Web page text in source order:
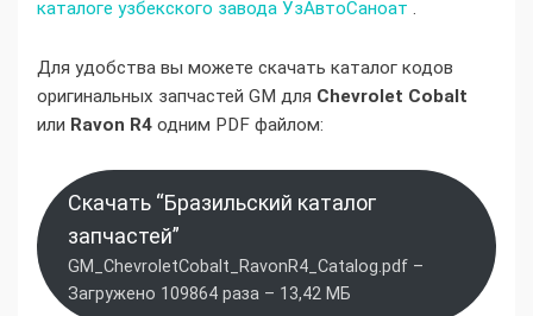
каталоге узбекского завода УзАвтоСаноат .
Для удобства вы можете скачать каталог кодов
оригинальных запчастей GM для Chevrolet Cobalt
или Ravon R4 одним PDF файлом:
Скачать “Бразильский каталог
запчастей”
GM_ChevroletCobalt_RavonR4_Catalog.pdf –
Загружено 109864 раза – 13,42 МБ